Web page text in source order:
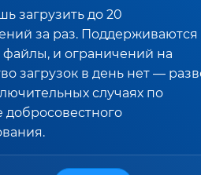
загрузить до 20
за раз. Поддерживаются
и ограничений на
загрузок в день нет —
случаях по
добросовестного